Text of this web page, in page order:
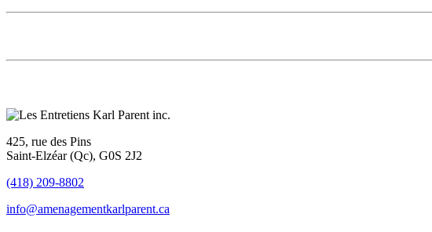
425, rue des Pins
Saint-Elzéar (Qc), G0S 2J2
(418) 209-8802
info@amenagementkarlparent.ca